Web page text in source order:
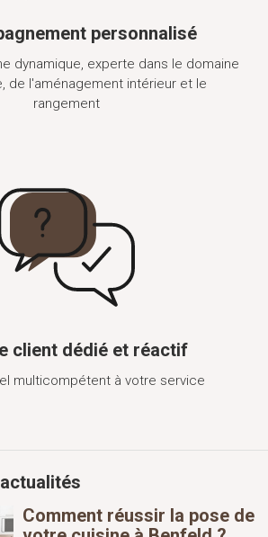
personnalisé
dynamique, experte dans le domaine
de l'aménagement intérieur et le
rangement
client dédié et réactif
multicompétent à votre service
Comment réussir la pose de